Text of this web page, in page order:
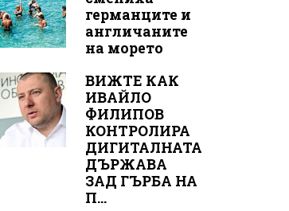
германците и
англичаните
на морето
ВИЖТЕ КАК
ИВАЙЛО
ФИЛИПОВ
КОНТРОЛИРА
ДИГИТАЛНАТА
ДЪРЖАВА
ЗАД ГЪРБА НА
П...